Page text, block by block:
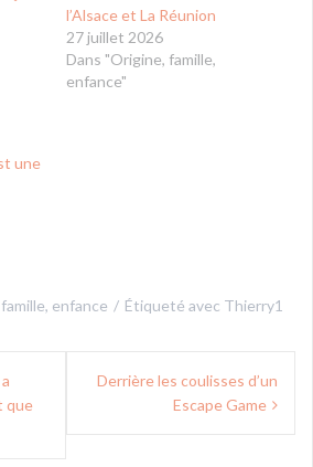
l’Alsace et La Réunion
27 juillet 2026
Dans "Origine, famille,
enfance"
une
enfance Étiqueté avec Thierry1
que
Derrière les coulisses d’un
Escape Game